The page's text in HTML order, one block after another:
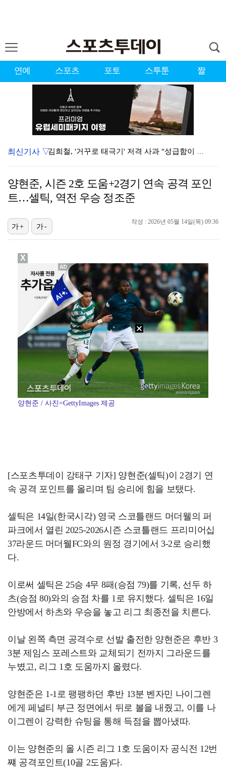
연예 스포츠 포토 스투툰 짤
김희철, '거꾸로 태극기' 저격 사과 "성급함이 부른 …
'배우·야구선수' 부부 탄생…지안·엄정욱, 결혼 발표 …
'아파트', 시청률 6.1%로 반등…자체 최고 경신
1위 '오디세이', 주말동안 133만명 봤다…'스파이더…
안병훈, LIV 골프 뉴욕 대회서 '시즌 최고 성적' …
세븐틴 승관·디노 군악병 입대→민규 대체복무 [공식]
최신기사 ▽
양현준, 시즌 2호 도움+2경기 연속 공격 포인
트…셀틱, 역전 우승 정조준
작성 : 2026년 05월 14일(목) 09:36
가+ 가-
양현준 / 사진=GettyImages 제공
[스포츠투데이 강태구 기자] 양현준(셀틱)이 2경기 연
속 공격 포인트를 올리며 팀 승리에 힘을 보탰다.
셀틱은 14일(한국시각) 영국 스코틀랜드 머더웰의 퍼
파크에서 열린 2025-2026시즌 스코틀랜드 프리미어십
37라운드 머더웰FC와의 원정 경기에서 3-2로 승리했
다.
이로써 셀틱은 25승 4무 8패(승점 79)를 기록, 선두 하
츠(승점 80)와의 승점 차를 1로 유지했다. 셀틱은 16일
안방에서 하츠와 우승을 놓고 리그 최종전을 치른다.
이날 왼쪽 측면 공격수로 선발 출전한 양현준은 후반 3
3분 제임스 포레스트와 교체되기 전까지 그라운드를
누볐고, 리그 1호 도움까지 올렸다.
양현준은 1-1로 팽팽하던 후반 13분 벤자민 나이그렌
에게 페널티 부근 정면에서 뒤로 볼을 내줬고, 이를 나
이그렌이 강력한 슈팅을 통해 득점을 뽑아냈따.
이는 양현준의 올 시즌 리그 1호 도움이자 공식전 12번
쨰 공격포인트(10골 2도움)다.
X